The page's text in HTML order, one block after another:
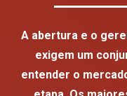
A abertura e o
exigem um
entender o